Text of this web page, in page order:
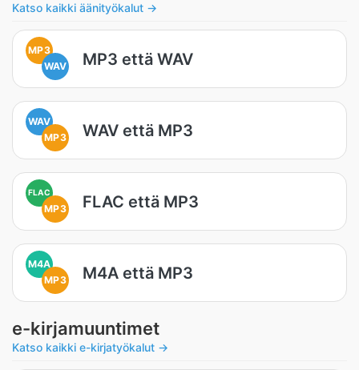
Katso kaikki äänityökalut →
MP3
WAV
MP3 että WAV
WAV
MP3
WAV että MP3
FLAC
MP3 FLAC että MP3
M4A
MP3
M4A että MP3
e-kirjamuuntimet
Katso kaikki e-kirjatyökalut →